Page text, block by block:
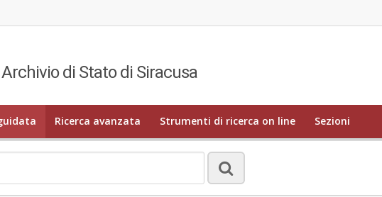
Archivio di Stato di Siracusa
Ricerca avanzata Strumenti di ricerca on line Sezioni